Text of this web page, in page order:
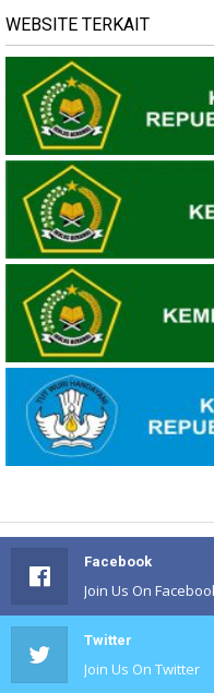
WEBSITE TERKAIT
Facebook
Join Us On
Twitter
Join Us On Twitter